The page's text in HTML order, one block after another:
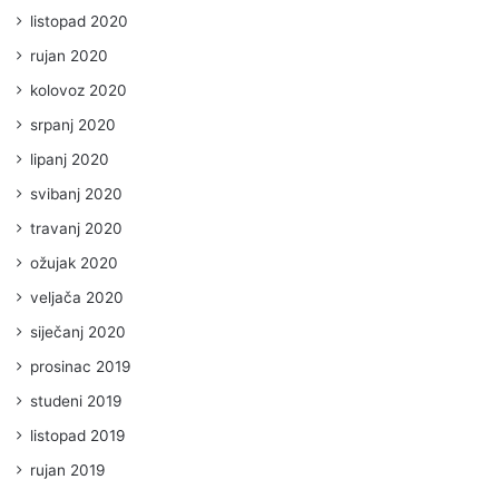
listopad 2020
rujan 2020
kolovoz 2020
srpanj 2020
lipanj 2020
svibanj 2020
travanj 2020
ožujak 2020
veljača 2020
siječanj 2020
prosinac 2019
studeni 2019
listopad 2019
rujan 2019